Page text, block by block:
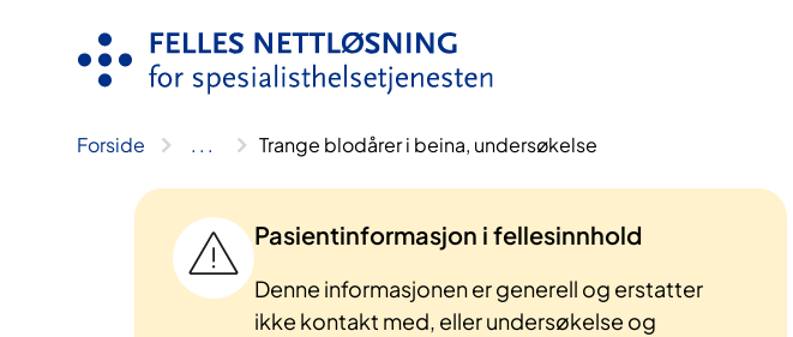
Forside .. . Trange blodårer i beina, undersøkelse
Pasientinformasjon i fellesinnhold
Denne informasjonen er generell og erstatter
ikke kontakt med, eller undersøkelse og